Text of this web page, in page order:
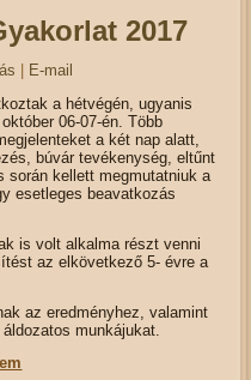
2017
E-mail
a hétvégén, ugyanis
06-07-én. Több
a két nap alatt,
búvár tevékenység, eltűnt
során kellett megmutatniuk a
esetleges beavatkozás
is volt alkalma részt venni
az elkövetkező 5- évre a
az eredményhez, valamint
munkájukat.